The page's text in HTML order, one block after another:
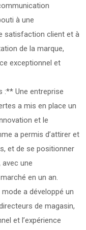
à une
satisfaction client et à
de la marque,
exceptionnel et
:** Une entreprise
a mis en place un
et le
a permis d’attirer et
et de se positionner
une
en un an.
a développé un
de magasin,
et l’expérience